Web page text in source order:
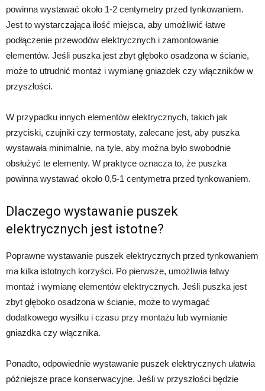
powinna wystawać około 1-2 centymetry przed tynkowaniem.
Jest to wystarczająca ilość miejsca, aby umożliwić łatwe
podłączenie przewodów elektrycznych i zamontowanie
elementów. Jeśli puszka jest zbyt głęboko osadzona w ścianie,
może to utrudnić montaż i wymianę gniazdek czy włączników w
przyszłości.
W przypadku innych elementów elektrycznych, takich jak
przyciski, czujniki czy termostaty, zalecane jest, aby puszka
wystawała minimalnie, na tyle, aby można było swobodnie
obsłużyć te elementy. W praktyce oznacza to, że puszka
powinna wystawać około 0,5-1 centymetra przed tynkowaniem.
Dlaczego wystawanie puszek
elektrycznych jest istotne?
Poprawne wystawanie puszek elektrycznych przed tynkowaniem
ma kilka istotnych korzyści. Po pierwsze, umożliwia łatwy
montaż i wymianę elementów elektrycznych. Jeśli puszka jest
zbyt głęboko osadzona w ścianie, może to wymagać
dodatkowego wysiłku i czasu przy montażu lub wymianie
gniazdka czy włącznika.
Ponadto, odpowiednie wystawanie puszek elektrycznych ułatwia
późniejsze prace konserwacyjne. Jeśli w przyszłości będzie